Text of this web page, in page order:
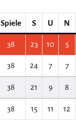
Spiele S U N
38 23 10 5
38 24 7 7
38 21 9 8
38 15 11 12